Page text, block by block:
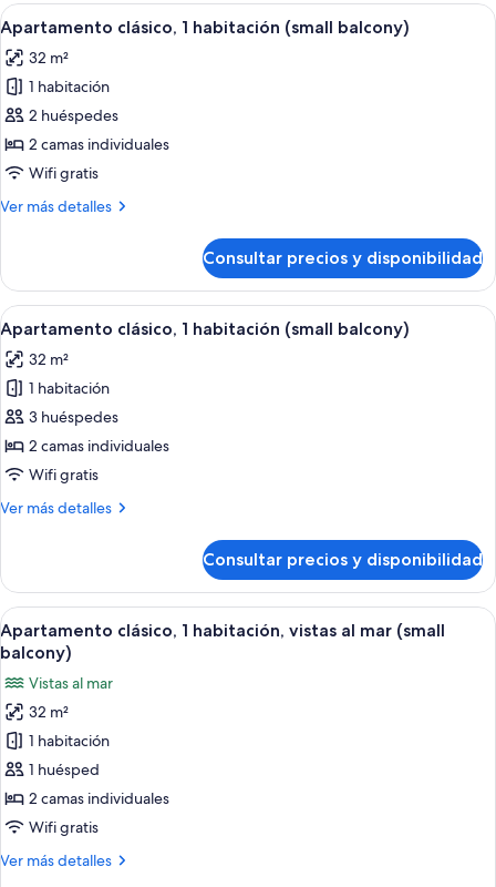
habitación
(small
balcony)
Abrir
todas
las
fotos
de
Apartamento
clásico,
habitación
Caja fuerte, wifi gratis, ropa de cama
9
Apartamento clásico, 1 habitación (small balcony)
32 m²
1 habitación
2 huéspedes
2 camas individuales
Wifi gratis
Ver más detalles
Más
clásico,
habitación
(small
balcony)
Consultar precios y disponibilidad
Abrir
todas
las
fotos
de
Apartamento
clásico,
habitación
Caja fuerte, wifi gratis, ropa de cama
9
Apartamento clásico, 1 habitación (small balcony)
32 m²
1 habitación
3 huéspedes
2 camas individuales
Wifi gratis
Ver más detalles
Más
clásico,
habitación
(small
balcony)
Consultar precios y disponibilidad
Abrir
todas
fotos
de
Apartamento
clásico,
1
habitación,
al
Un balcón con una mesa, sillas, una
9
Apartamento clásico, 1 habitación, vistas al mar (small
balcony)
Vistas al mar
32 m²
1 habitación
1 huésped
2 camas individuales
Wifi gratis
Ver más detalles
Más